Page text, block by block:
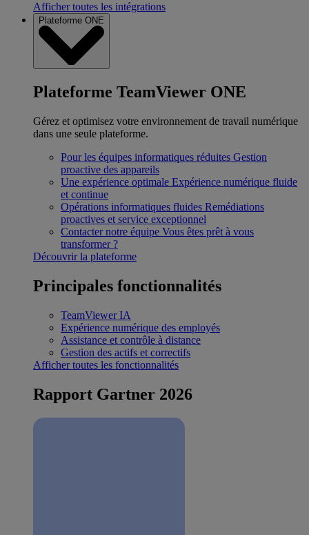
Afficher toutes les intégrations
Plateforme ONE
Plateforme TeamViewer ONE
Gérez et optimisez votre environnement de travail numérique
dans une seule plateforme.
Pour les équipes informatiques réduites Gestion
proactive des appareils
Une expérience optimale Expérience numérique fluide
et continue
Opérations informatiques fluides Remédiations
proactives et service exceptionnel
Contacter notre équipe Vous êtes prêt à vous
transformer ?
Découvrir la plateforme
Principales fonctionnalités
TeamViewer IA
Expérience numérique des employés
Assistance et contrôle à distance
Gestion des actifs et correctifs
Afficher toutes les fonctionnalités
Rapport Gartner 2026